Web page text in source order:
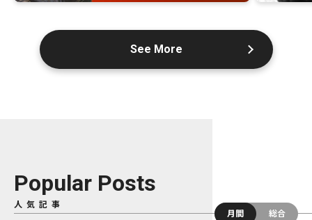
See More
Popular Posts
人気記事
月間
総合